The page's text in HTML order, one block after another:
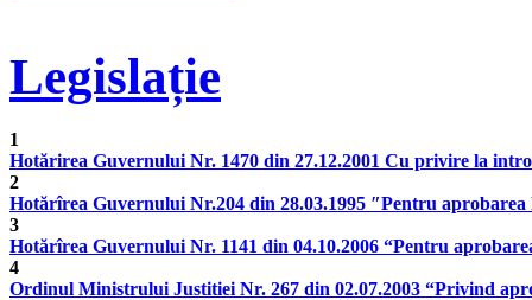
Legislație
1
Hotărirea Guvernului Nr. 1470 din 27.12.2001 Cu privire la
2
Hotărîrea Guvernului Nr.204 din 28.03.1995 ″Pentru
3
Hotărîrea Guvernului Nr. 1141 din 04.10.2006 “Pentru
4
Ordinul Ministrului Justitiei Nr. 267 din 02.07.2003 “Privind